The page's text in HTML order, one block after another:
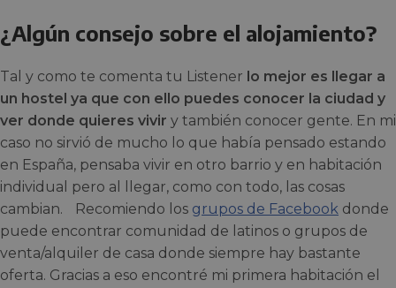
¿Algún consejo sobre el alojamiento?
Tal y como te comenta tu Listener lo mejor es llegar a
un hostel ya que con ello puedes conocer la ciudad y
ver donde quieres vivir y también conocer gente. En mi
caso no sirvió de mucho lo que había pensado estando
en España, pensaba vivir en otro barrio y en habitación
individual pero al llegar, como con todo, las cosas
cambian. Recomiendo los grupos de Facebook donde
puede encontrar comunidad de latinos o grupos de
venta/alquiler de casa donde siempre hay bastante
oferta. Gracias a eso encontré mi primera habitación el